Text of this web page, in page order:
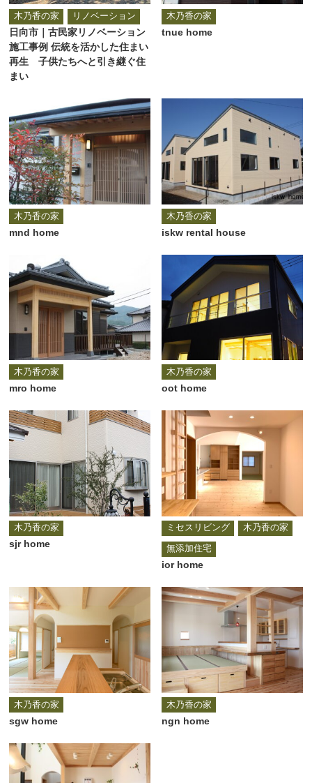
木乃香の家 リノベーション
日向市｜古民家リノベーション
施工事例 伝統を活かした住まい
再生 子供たちへと引き継ぐ住
まい
木乃香の家
tnue home
木乃香の家
mnd home
木乃香の家
iskw rental house
木乃香の家
mro home
木乃香の家
oot home
木乃香の家
sjr home
ミセスリビング 木乃香の家
無添加住宅
ior home
木乃香の家
sgw home
木乃香の家
ngn home